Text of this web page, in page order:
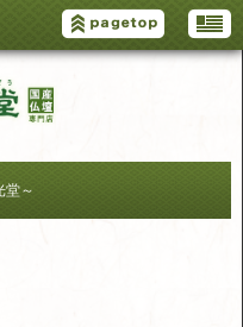
堂～